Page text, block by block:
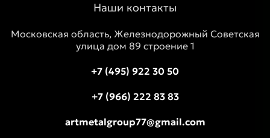
Наши контакты
Московская область, Железнодорожный Советская
улица дом 89 строение 1
+7 (495) 922 30 50
+7 (966) 222 83 83
artmetalgroup77@gmail.com